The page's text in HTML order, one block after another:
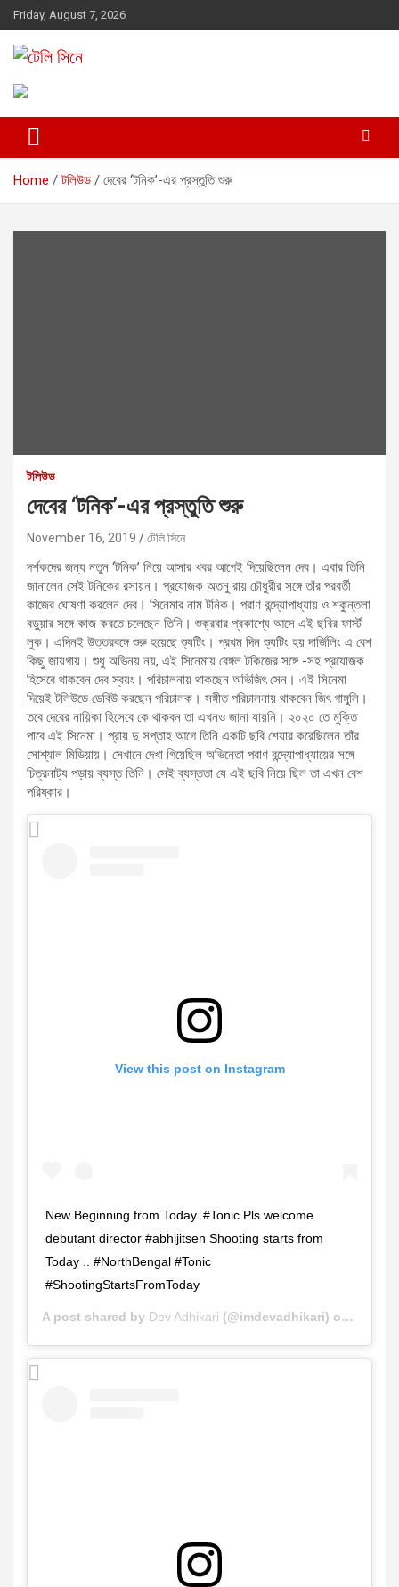
Skip
to
content
Friday, August 7, 2026
টেলি সিনে
Home টলিউড দেবের ‘টনিক’-এর প্রস্তুতি শুরু
টলিউড
দেবের ‘টনিক’-এর প্রস্তুতি শুরু
November 16, 2019 টেলি সিনে
দর্শকদের জন্য নতুন ‘টনিক’ নিয়ে আসার খবর আগেই দিয়েছিলেন দেব। এবার তিনি
জানালেন সেই টনিকের রসায়ন। প্রযোজক অতনু রায় চৌধুরীর সঙ্গে তাঁর পরবর্তী
কাজের ঘোষণা করলেন দেব। সিনেমার নাম টনিক। পরাণ বন্দ্যোপাধ্যায় ও শকুন্তলা
বড়ুয়ার সঙ্গে কাজ করতে চলেছেন তিনি। শুক্রবার প্রকাশ্যে আসে এই ছবির ফার্স্ট
লুক। এদিনই উত্তরবঙ্গে শুরু হয়েছে শ্যুটিং। প্রথম দিন শ্যুটিং হয় দার্জিলিং এ বেশ
কিছু জায়গায়। শুধু অভিনয় নয়, এই সিনেমায় বেঙ্গল টকিজের সঙ্গে -সহ প্রযোজক
হিসেবে থাকবেন দেব স্বয়ং। পরিচালনায় থাকছেন অভিজিৎ সেন। এই সিনেমা
দিয়েই টলিউডে ডেবিউ করছেন পরিচালক। সঙ্গীত পরিচালনায় থাকবেন জিৎ গাঙ্গুলি।
তবে দেবের নায়িকা হিসেবে কে থাকবন তা এখনও জানা যায়নি। ২০২০ তে মুক্তি
পাবে এই সিনেমা। প্রায় দু সপ্তাহ আগে তিনি একটি ছবি শেয়ার করেছিলেন তাঁর
সোশ্যাল মিডিয়ায়। সেখানে দেখা গিয়েছিল অভিনেতা পরাণ বন্দ্যোপাধ্যায়ের সঙ্গে
চিত্রনাট্য পড়ায় ব্যস্ত তিনি। সেই ব্যস্ততা যে এই ছবি নিয়ে ছিল তা এখন বেশ
পরিষ্কার।
View this post on Instagram
New Beginning from Today..#Tonic Pls welcome
debutant director #abhijitsen Shooting starts from
Today .. #NorthBengal #Tonic
#ShootingStartsFromToday
A post shared by Dev Adhikari (@imdevadhikari) on